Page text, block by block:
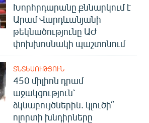
Խորհրդարանը քննարկում է
Արամ Վարդևանյանի
թեկնածությունը ԱԺ
փոխխոսնակի պաշտոնում
ՏՆՏԵՍՈՒԹՅՈՒՆ
450 միլիոն դրամ
աջակցություն՝
ձկնաբույծներին. կլուծի՞
ոլորտի խնդիրները